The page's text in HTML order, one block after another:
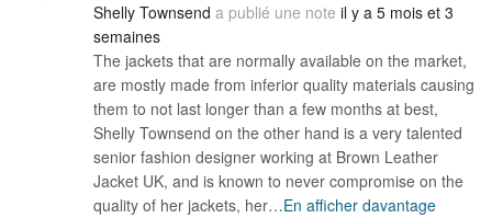
Shelly Townsend a publié une note il y a 5 mois et 3
semaines
The jackets that are normally available on the market,
are mostly made from inferior quality materials causing
them to not last longer than a few months at best,
Shelly Townsend on the other hand is a very talented
senior fashion designer working at Brown Leather
Jacket UK, and is known to never compromise on the
quality of her jackets, her…En afficher davantage